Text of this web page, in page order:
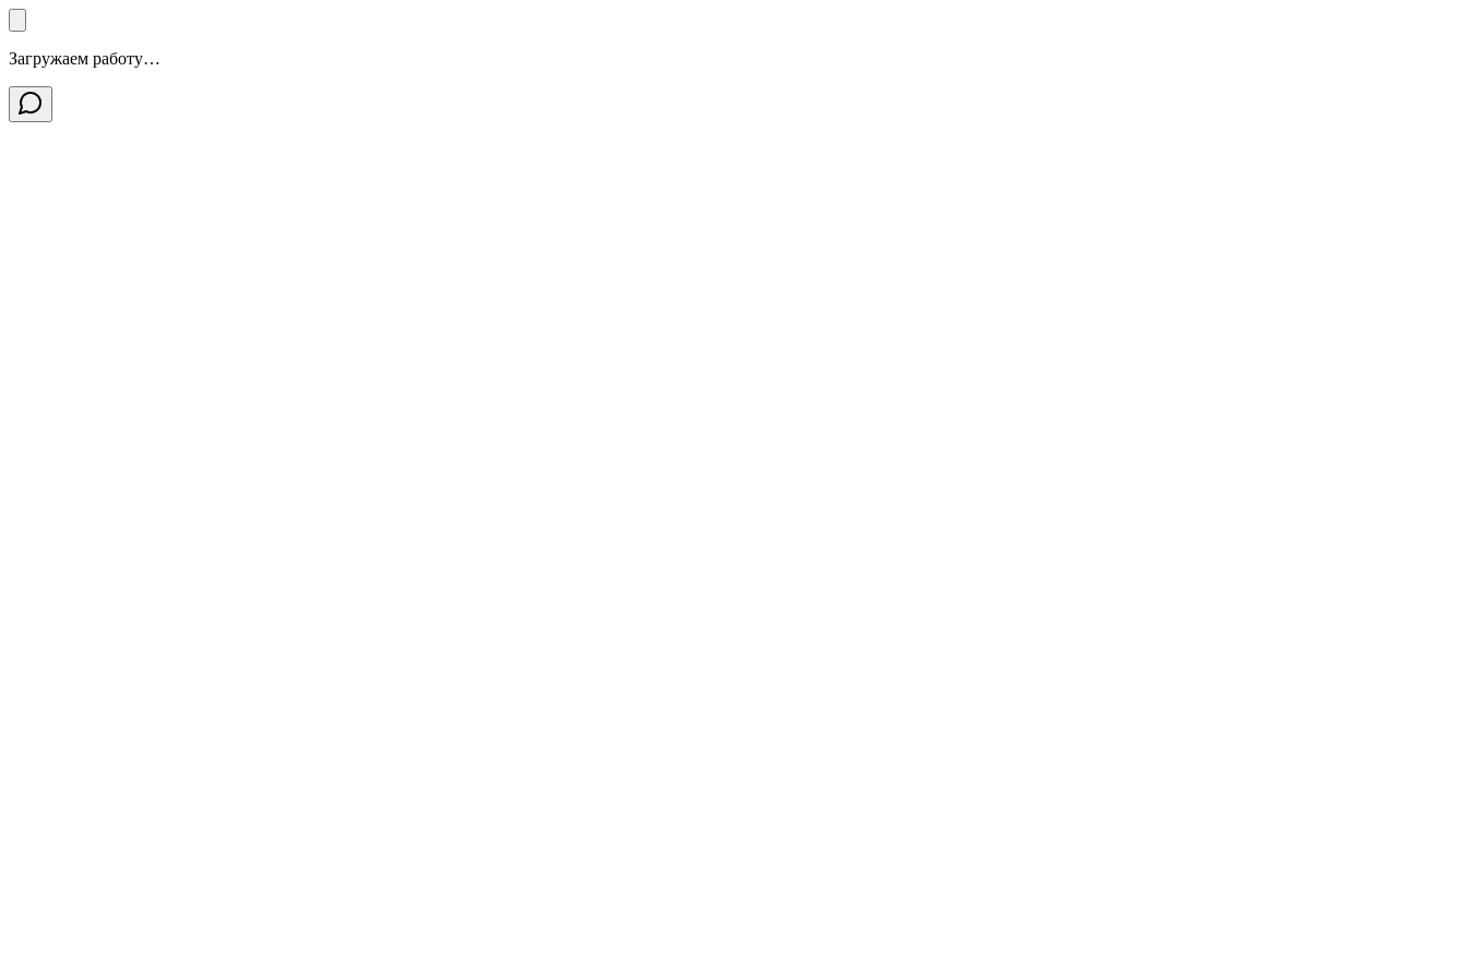
Загружаем работу…